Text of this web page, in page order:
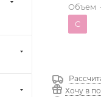
Объем
C
Хочу в